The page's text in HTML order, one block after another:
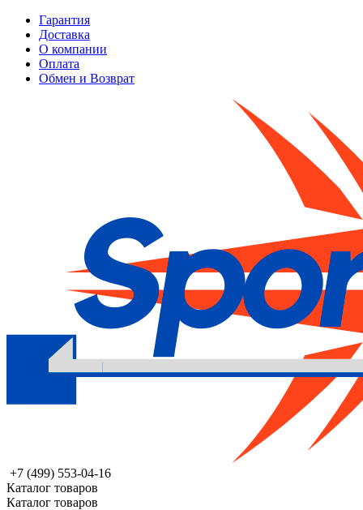
Гарантия
Доставка
О компании
Оплата
Обмен и Возврат
+7 (499) 553-04-16
Каталог товаров
Каталог товаров